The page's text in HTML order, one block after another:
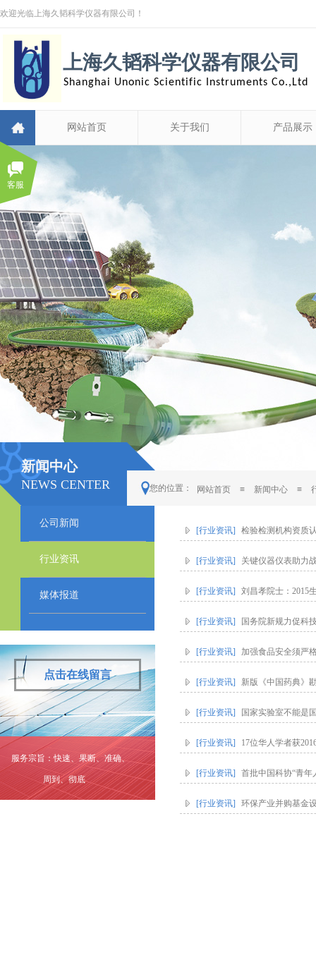
欢迎光临上海久韬科学仪器有限公司！
上海久韬科学仪器有限公司
Shanghai Unonic Scientific Instruments Co.,Ltd
网站首页 关于我们 产品展示
新闻中心
NEWS CENTER 您的位置： 网站首页 ≡ 新闻中心 ≡
公司新闻
行业资讯
媒体报道
[行业资讯] 检验检测机构资质
[行业资讯] 关键仪器仪表助力
[行业资讯] 刘昌孝院士：2015
[行业资讯] 国务院新规力促科
[行业资讯] 加强食品安全须严
[行业资讯] 新版《中国药典》
[行业资讯] 国家实验室不能是
[行业资讯] 17位华人学者获
[行业资讯] 首批中国科协“青年
[行业资讯] 环保产业并购基金
点击在线留言
服务宗旨：快速、果断、准确、
周到、彻底
客服